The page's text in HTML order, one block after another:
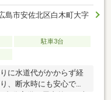
島市安佐北区白木町大字
駐車3台
に水道代がかからず経
、断水時にも安心でき
台分完備。屋内外には車